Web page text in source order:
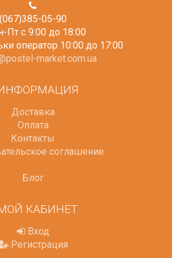
(067)385-05-90
Пт с 9:00 до 18:00
оператор 10:00 до 17:00
market.com.ua
Доставка
Оплата
Контакты
соглашение
Блог
КАБИНЕТ
Вход
Регистрация